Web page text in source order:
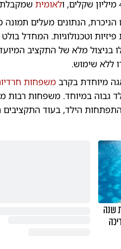
לאומיתשמקבלת 23 מיליון שקלים בלבד.
וטכנולוגיות. המחדל
ללא שימוש.
מיוחדת בקרב משפחות
גבוה במיוחד. משפחות
הילד, בעוד התקציבים
שנה